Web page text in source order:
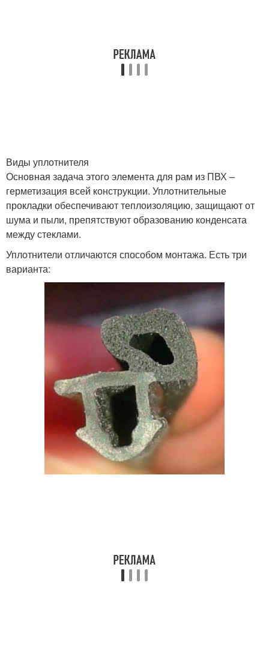
Виды уплотнителя
Основная задача этого элемента для рам из ПВХ –
герметизация всей конструкции. Уплотнительные
прокладки обеспечивают теплоизоляцию, защищают от
шума и пыли, препятствуют образованию конденсата
между стеклами.
Уплотнители отличаются способом монтажа. Есть три
варианта: